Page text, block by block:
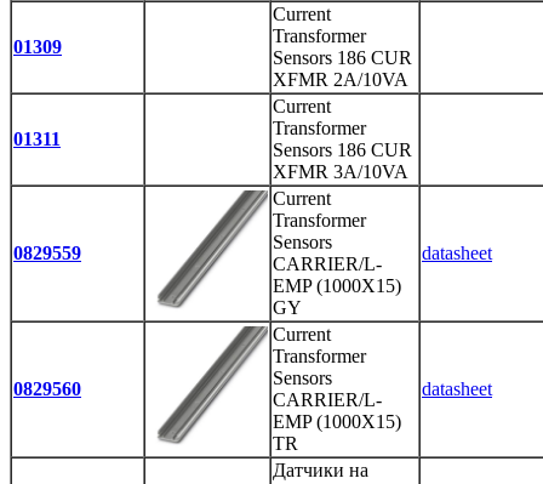
01309
Current
Transformer
Sensors 186 CUR
XFMR 2A/10VA
01311
Current
Transformer
Sensors 186 CUR
XFMR 3A/10VA
0829559
Current
Transformer
Sensors
CARRIER/L-
EMP (1000X15)
GY
datasheet
0829560
Current
Transformer
Sensors
CARRIER/L-
EMP (1000X15)
TR
datasheet
Датчики на